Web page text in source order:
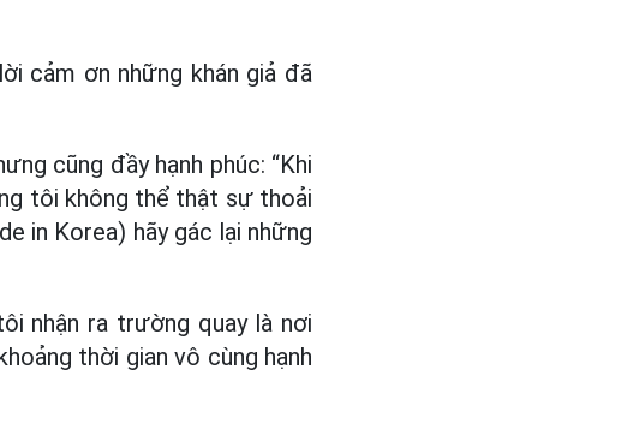
cảm ơn những khán giả đã
cũng đầy hạnh phúc: “Khi
tôi không thể thật sự thoải
in Korea) hãy gác lại những
nhận ra trường quay là nơi
thời gian vô cùng hạnh